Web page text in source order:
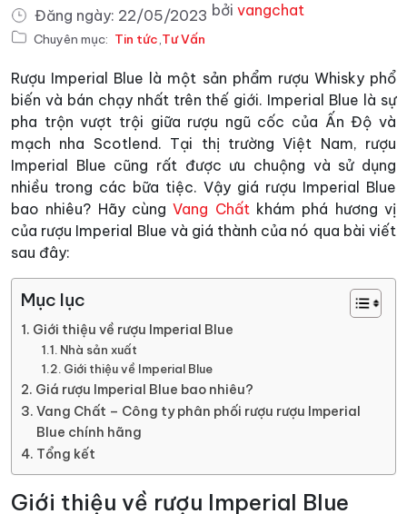
Đăng ngày: 22/05/2023 bởi vangchat
Chuyên mục: Tin tức,Tư Vấn
Rượu Imperial Blue là một sản phẩm rượu Whisky phổ
biến và bán chạy nhất trên thế giới. Imperial Blue là sự
pha trộn vượt trội giữa rượu ngũ cốc của Ấn Độ và
mạch nha Scotlend. Tại thị trường Việt Nam, rượu
Imperial Blue cũng rất được ưu chuộng và sử dụng
nhiều trong các bữa tiệc. Vậy giá rượu Imperial Blue
bao nhiêu? Hãy cùngVang Chấtkhám phá hương vị
của rượu Imperial Blue và giá thành của nó qua bài viết
sau đây:
Mục lục
Giới thiệu về rượu Imperial Blue
Nhà sản xuất
Giới thiệu về Imperial Blue
Giá rượu Imperial Blue bao nhiêu?
Vang Chất – Công ty phân phối rượu rượu Imperial
Blue chính hãng
Tổng kết
Giới thiệu về rượu Imperial Blue